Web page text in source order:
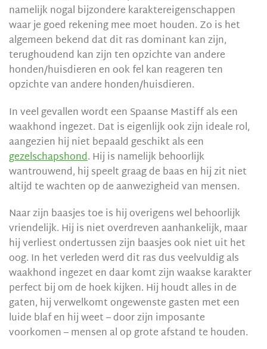
namelijk nogal bijzondere karaktereigenschappen
waar je goed rekening mee moet houden. Zo is het
algemeen bekend dat dit ras dominant kan zijn,
terughoudend kan zijn ten opzichte van andere
honden/huisdieren en ook fel kan reageren ten
opzichte van andere honden/huisdieren.
In veel gevallen wordt een Spaanse Mastiff als een
waakhond ingezet. Dat is eigenlijk ook zijn ideale rol,
aangezien hij niet bepaald geschikt als een
gezelschapshond. Hij is namelijk behoorlijk
wantrouwend, hij speelt graag de baas en hij zit niet
altijd te wachten op de aanwezigheid van mensen.
Naar zijn baasjes toe is hij overigens wel behoorlijk
vriendelijk. Hij is niet overdreven aanhankelijk, maar
hij verliest ondertussen zijn baasjes ook niet uit het
oog. In het verleden werd dit ras dus veelvuldig als
waakhond ingezet en daar komt zijn waakse karakter
perfect bij om de hoek kijken. Hij houdt alles in de
gaten, hij verwelkomt ongewenste gasten met een
luide blaf en hij weet – door zijn imposante
voorkomen – mensen al op grote afstand te houden.